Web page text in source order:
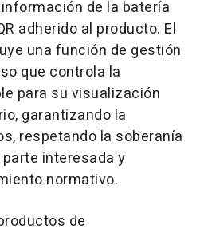
de la batería
adherido al producto. El
una función de gestión
que controla la
para su visualización
garantizando la
respetando la soberanía
interesada y
normativo.
de